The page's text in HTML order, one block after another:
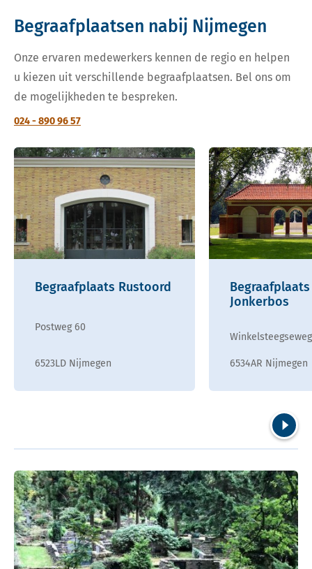
Begraafplaatsen nabij Nijmegen
Onze ervaren medewerkers kennen de regio en helpen
u kiezen uit verschillende begraafplaatsen. Bel ons om
de mogelijkheden te bespreken.
024 - 890 96 57
Begraafplaats Rustoord
Postweg 60
6523LD Nijmegen
Begraafplaats
Jonkerbos
6534AR Nijmegen